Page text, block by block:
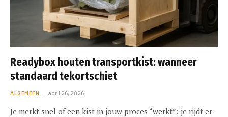
Readybox houten transportkist: wanneer
standaard tekortschiet
ALGEMEEN april 26, 2026
Je merkt snel of een kist in jouw proces “werkt”: je rijdt er